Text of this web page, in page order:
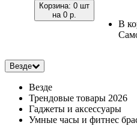
Корзина: 0 шт
на 0 р.
В
Везде
Везде
Трендовые товары 2026
Гаджеты и аксессуары
Умные часы и фитнес